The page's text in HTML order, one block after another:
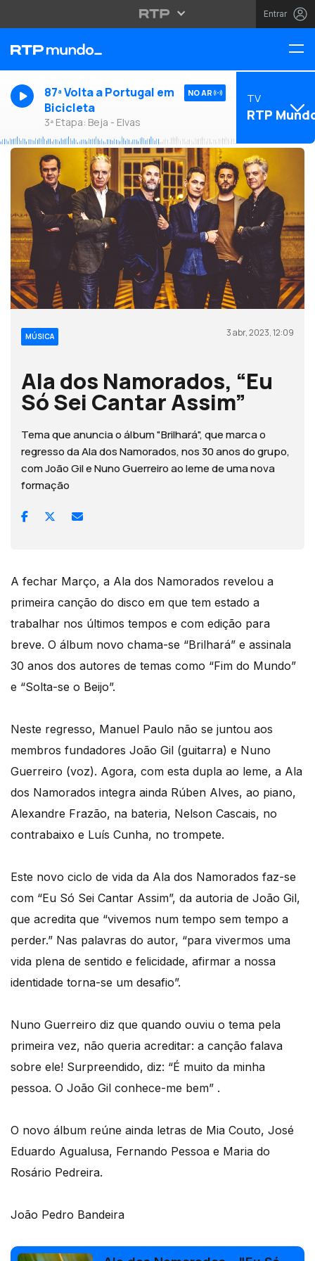
Entrar
87ª Volta a Portugal em
Bicicleta
3ª Etapa: Beja - Elvas
NO AR TV
RTP
MÚSICA 3 abr, 2023, 12:09
Ala dos Namorados, “Eu
Só Sei Cantar Assim”
Tema que anuncia o álbum "Brilhará", que marca o
regresso da Ala dos Namorados, nos 30 anos do grupo,
com João Gil e Nuno Guerreiro ao leme de uma nova
formação
A fechar Março, a Ala dos Namorados revelou a
primeira canção do disco em que tem estado a
trabalhar nos últimos tempos e com edição para
breve. O álbum novo chama-se “Brilhará” e assinala
30 anos dos autores de temas como “Fim do Mundo”
e “Solta-se o Beijo”.
Neste regresso, Manuel Paulo não se juntou aos
membros fundadores João Gil (guitarra) e Nuno
Guerreiro (voz). Agora, com esta dupla ao leme, a Ala
dos Namorados integra ainda Rúben Alves, ao piano,
Alexandre Frazão, na bateria, Nelson Cascais, no
contrabaixo e Luís Cunha, no trompete.
Este novo ciclo de vida da Ala dos Namorados faz-se
com “Eu Só Sei Cantar Assim”, da autoria de João Gil,
que acredita que “vivemos num tempo sem tempo a
perder.” Nas palavras do autor, “para vivermos uma
vida plena de sentido e felicidade, afirmar a nossa
identidade torna-se um desafio”.
Nuno Guerreiro diz que quando ouviu o tema pela
primeira vez, não queria acreditar: a canção falava
sobre ele! Surpreendido, diz: “É muito da minha
pessoa. O João Gil conhece-me bem” .
O novo álbum reúne ainda letras de Mia Couto, José
Eduardo Agualusa, Fernando Pessoa e Maria do
Rosário Pedreira.
João Pedro Bandeira